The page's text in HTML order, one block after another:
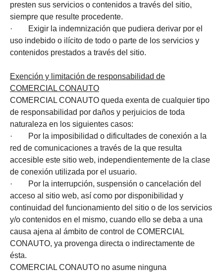
presten sus servicios o contenidos a través del sitio,
siempre que resulte procedente.
· Exigir la indemnización que pudiera derivar por el
uso indebido o ilícito de todo o parte de los servicios y
contenidos prestados a través del sitio.
Exención y limitación de responsabilidad de
COMERCIAL CONAUTO
COMERCIAL CONAUTO queda exenta de cualquier tipo
de responsabilidad por daños y perjuicios de toda
naturaleza en los siguientes casos:
· Por la imposibilidad o dificultades de conexión a la
red de comunicaciones a través de la que resulta
accesible este sitio web, independientemente de la clase
de conexión utilizada por el usuario.
· Por la interrupción, suspensión o cancelación del
acceso al sitio web, así como por disponibilidad y
continuidad del funcionamiento del sitio o de los servicios
y/o contenidos en el mismo, cuando ello se deba a una
causa ajena al ámbito de control de COMERCIAL
CONAUTO, ya provenga directa o indirectamente de
ésta.
COMERCIAL CONAUTO no asume ninguna